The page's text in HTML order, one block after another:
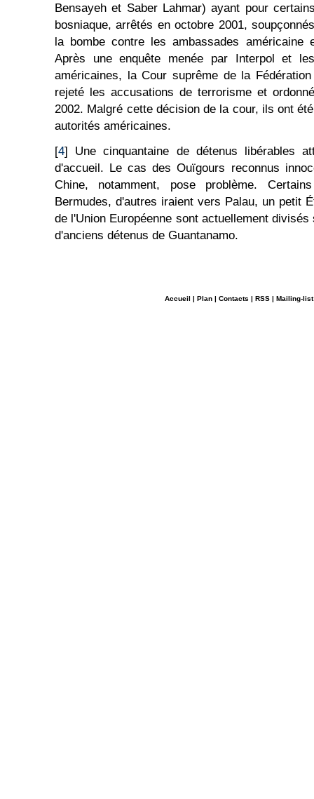
Bensayeh et Saber Lahmar) ayant pour
bosniaque, arrêtés en octobre 2001,
la bombe contre les ambassades américaine
Après une enquête menée par Interpol et
américaines, la Cour suprême de la
rejeté les accusations de terrorisme et
2002. Malgré cette décision de la cour, ils ont
autorités américaines.
[4] Une cinquantaine de détenus libérables
d'accueil. Le cas des Ouïgours reconnus
Chine, notamment, pose problème.
Bermudes, d'autres iraient vers Palau, un petit
de l'Union Européenne sont actuellement
d'anciens détenus de Guantanamo.
Accueil | Plan | Contacts | RSS | Mailing-list